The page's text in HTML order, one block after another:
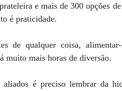
e mais de 300 opções
é praticidade.
de qualquer coisa,
muito mais horas de diversão.
aliados é preciso lembrar da